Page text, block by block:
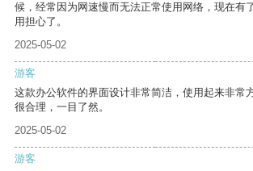
候，经常因为网速慢而无法正常使用网络，现在有
用担心了。
2025-05-02
游客
这款办公软件的界面设计非常简洁，使用起来非常
很合理，一目了然。
2025-05-02
游客